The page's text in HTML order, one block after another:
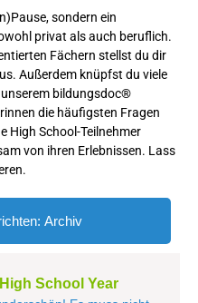
sondern ein
privat als auch beruflich.
Fächern stellst du dir
Außerdem knüpfst du viele
bildungsdoc®
die häufigsten Fragen
High School-Teilnehmer
von ihren Erlebnissen. Lass
Archiv